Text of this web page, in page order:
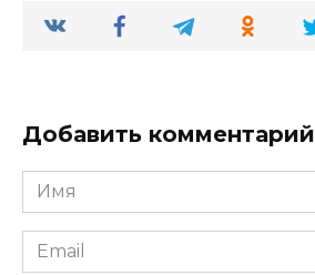
Добавить комментарий
Имя
*
Email
*